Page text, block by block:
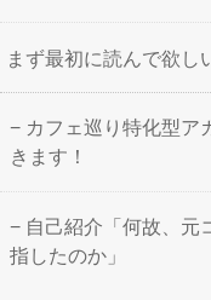
まず最初に読んで欲し
カフェ巡り特化型ア
きます！
自己紹介「何故、元
指したのか」